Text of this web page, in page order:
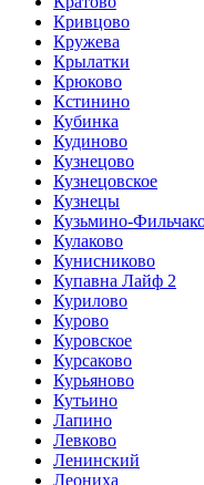
Кривцово
Кружева
Крылатки
Крюково
Кстинино
Кубинка
Кудиново
Кузнецово
Кузнецовское
Кузнецы
Кузьмино-
Кулаково
Кунисниково
Купавна Лайф 2
Курилово
Курово
Куровское
Курсаково
Курьяново
Кутьино
Лапино
Левково
Ленинский
Леониха